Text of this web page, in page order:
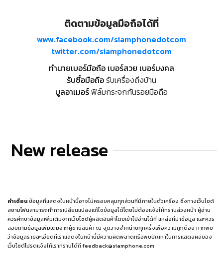
ติดตามข้อมูลมือถือได้ที่
www.facebook.com/siamphonedotcom
twitter.com/siamphonedotcom
ทำนายเบอร์มือถือ เบอร์สวย เบอร์มงคล
รับซื้อมือถือรับเครื่องถึงบ้าน
บูลอาเมอร์ฟิล์มกระจกกันรอยมือถือ
New release
คำเตือนข้อมูลที่แสดงในหน้านี้อาจไม่ครอบคลุมทุกส่วนที่มีภายในตัวเครื่อง ซึ่งทางเว็บไซต์
สยามโฟนสามารถทำการเปลี่ยนแปลงแก้ไขข้อมูลได้โดยไม่ต้องแจ้งให้ทราบล่วงหน้า ผู้อ่าน
ควรศึกษาข้อมูลเพิ่มเติมจากเว็บไซต์ผู้ผลิตสินค้าโดยเข้าไปอ่านได้ที่แหล่งที่มาข้อมูล และควร
สอบถามข้อมูลเพิ่มเติมจากผู้ขายสินค้า ณ จุดวางจำหน่ายทุกครั้งเพื่อความถูกต้อง หากพบ
ว่าข้อมูลรายละเอียดที่เราแสดงในหน้านี้มีความผิดพลาดหรือพบปัญหาในการแสดงผลของ
เว็บไซต์โปรดแจ้งให้เราทราบได้ที่feedback@siamphone.com